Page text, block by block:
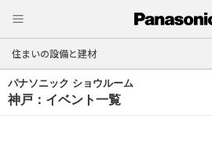
住まいの設備と建材
パナソニック ショウルーム
神戸：イベント一覧